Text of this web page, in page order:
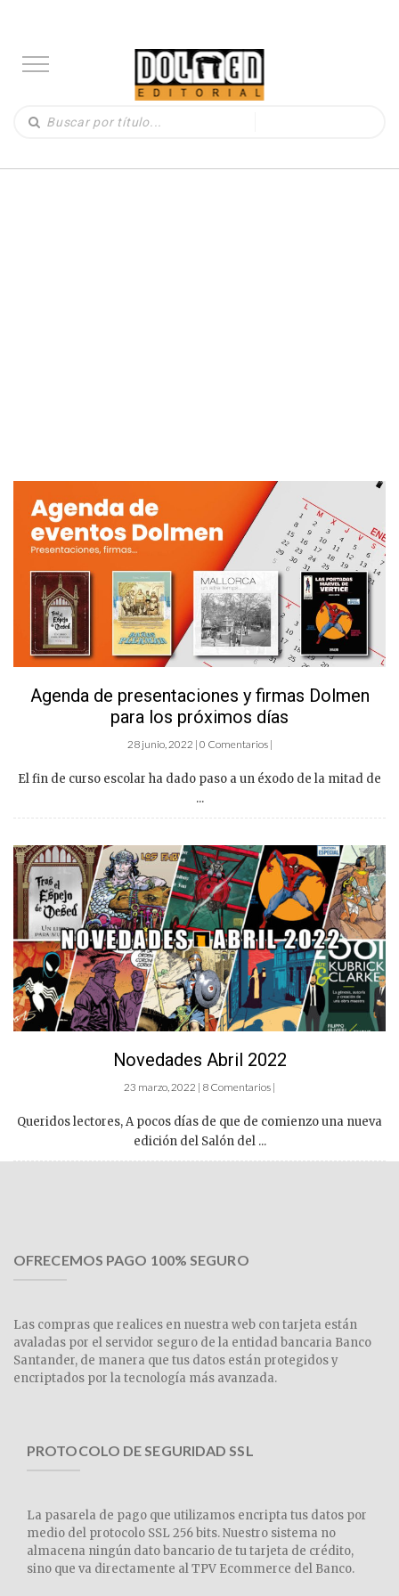
Agenda de presentaciones y firmas Dolmen
para los próximos días
28 junio, 2022 | 0 Comentarios |
El fin de curso escolar ha dado paso a un éxodo de la mitad de
...
Novedades Abril 2022
23 marzo, 2022 | 8 Comentarios |
Queridos lectores, A pocos días de que de comienzo una nueva
edición del Salón del ...
OFRECEMOS PAGO 100% SEGURO
Las compras que realices en nuestra web con tarjeta están
avaladas por el servidor seguro de la entidad bancaria Banco
Santander, de manera que tus datos están protegidos y
encriptados por la tecnología más avanzada.
PROTOCOLO DE SEGURIDAD SSL
La pasarela de pago que utilizamos encripta tus datos por
medio del protocolo SSL 256 bits. Nuestro sistema no
almacena ningún dato bancario de tu tarjeta de crédito,
sino que va directamente al TPV Ecommerce del Banco.